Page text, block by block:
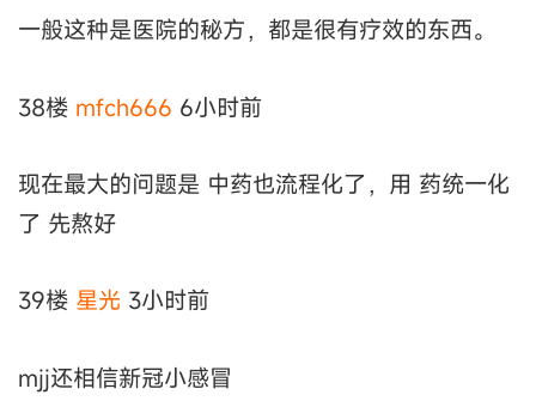
一般这种是医院的秘方，都是很有疗效的东西。
38楼 mfch666 6小时前
现在最大的问题是 中药也流程化了，用 药统一化
了 先熬好
39楼 星光 3小时前
mjj还相信新冠小感冒